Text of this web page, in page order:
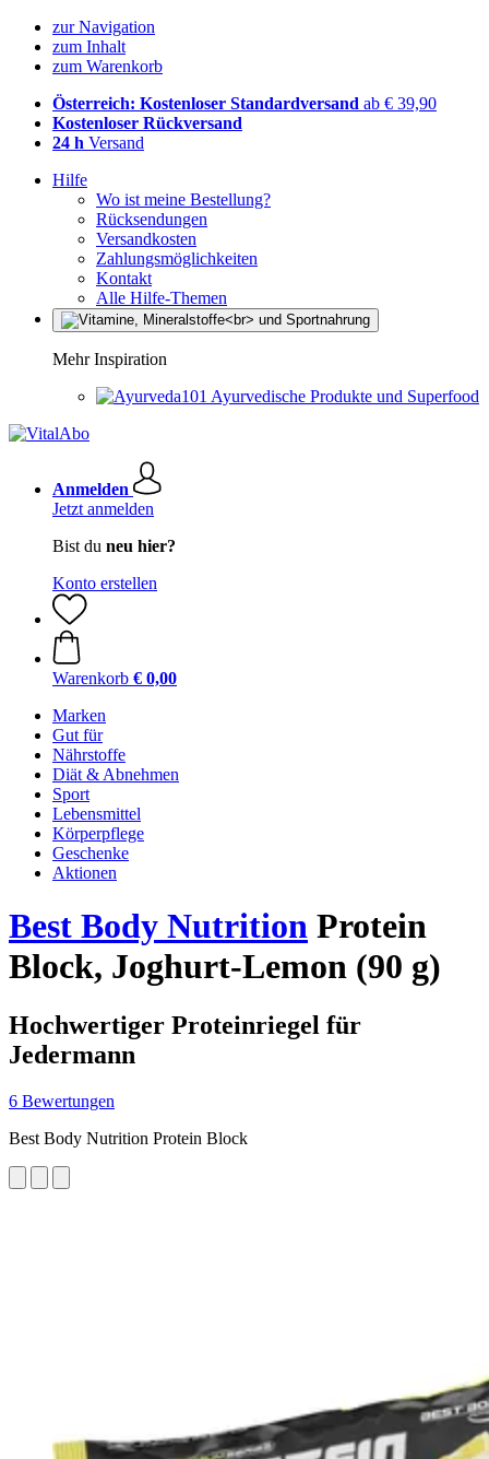
zur Navigation
zum Inhalt
zum Warenkorb
Österreich: Kostenloser Standardversand ab € 39,90
Kostenloser Rückversand
24 h Versand
Hilfe
Wo ist meine Bestellung?
Rücksendungen
Versandkosten
Zahlungsmöglichkeiten
Kontakt
Alle Hilfe-Themen
Mehr Inspiration
Ayurvedische Produkte und Superfood
Anmelden
Jetzt anmelden
Bist du neu hier?
Konto erstellen
Warenkorb € 0,00
Marken
Gut für
Nährstoffe
Diät & Abnehmen
Sport
Lebensmittel
Körperpflege
Geschenke
Aktionen
Best Body Nutrition Protein
Block, Joghurt-Lemon (90 g)
Hochwertiger Proteinriegel für
Jedermann
6 Bewertungen
Best Body Nutrition Protein Block